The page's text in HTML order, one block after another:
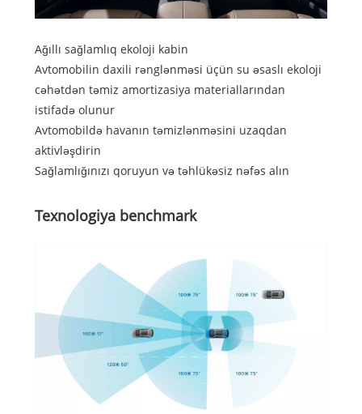
Ağıllı sağlamlıq ekoloji kabin
Avtomobilin daxili rənglənməsi üçün su əsaslı ekoloji
cəhətdən təmiz amortizasiya materiallarından
istifadə olunur
Avtomobildə havanın təmizlənməsini uzaqdan
aktivləşdirin
Sağlamlığınızı qoruyun və təhlükəsiz nəfəs alın
Texnologiya benchmark